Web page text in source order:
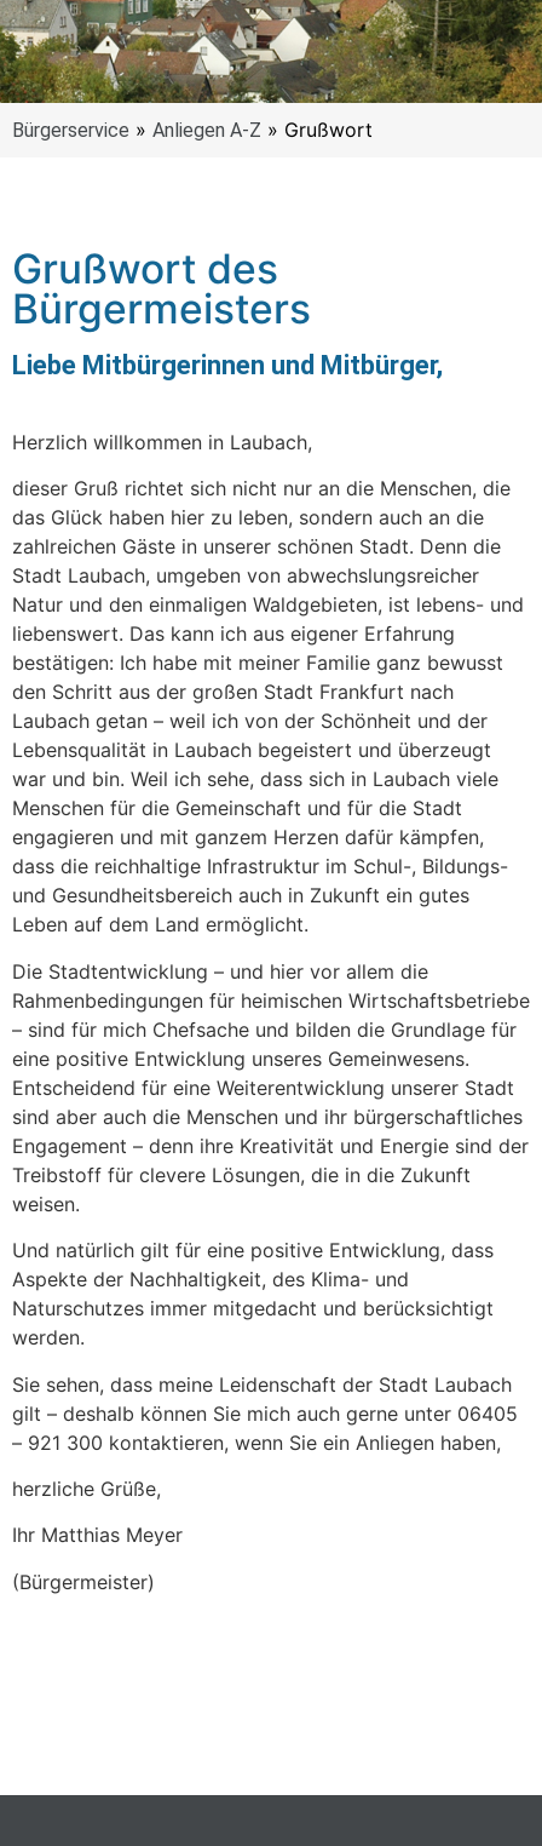
Bürgerservice » Anliegen A-Z » Grußwort
Grußwort des
Bürgermeisters
Liebe Mitbürgerinnen und Mitbürger,
Herzlich willkommen in Laubach,
dieser Gruß richtet sich nicht nur an die Menschen, die
das Glück haben hier zu leben, sondern auch an die
zahlreichen Gäste in unserer schönen Stadt. Denn die
Stadt Laubach, umgeben von abwechslungsreicher
Natur und den einmaligen Waldgebieten, ist lebens- und
liebenswert. Das kann ich aus eigener Erfahrung
bestätigen: Ich habe mit meiner Familie ganz bewusst
den Schritt aus der großen Stadt Frankfurt nach
Laubach getan – weil ich von der Schönheit und der
Lebensqualität in Laubach begeistert und überzeugt
war und bin. Weil ich sehe, dass sich in Laubach viele
Menschen für die Gemeinschaft und für die Stadt
engagieren und mit ganzem Herzen dafür kämpfen,
dass die reichhaltige Infrastruktur im Schul-, Bildungs-
und Gesundheitsbereich auch in Zukunft ein gutes
Leben auf dem Land ermöglicht.
Die Stadtentwicklung – und hier vor allem die
Rahmenbedingungen für heimischen Wirtschaftsbetriebe
– sind für mich Chefsache und bilden die Grundlage für
eine positive Entwicklung unseres Gemeinwesens.
Entscheidend für eine Weiterentwicklung unserer Stadt
sind aber auch die Menschen und ihr bürgerschaftliches
Engagement – denn ihre Kreativität und Energie sind der
Treibstoff für clevere Lösungen, die in die Zukunft
weisen.
Und natürlich gilt für eine positive Entwicklung, dass
Aspekte der Nachhaltigkeit, des Klima- und
Naturschutzes immer mitgedacht und berücksichtigt
werden.
Sie sehen, dass meine Leidenschaft der Stadt Laubach
gilt – deshalb können Sie mich auch gerne unter 06405
– 921 300 kontaktieren, wenn Sie ein Anliegen haben,
herzliche Grüße,
Ihr Matthias Meyer
(Bürgermeister)